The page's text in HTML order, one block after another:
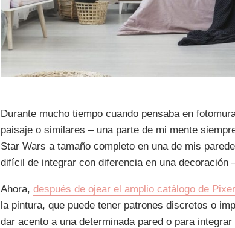
Durante mucho tiempo cuando pensaba en
paisaje o similares – una parte de mi mente
Star Wars a tamaño completo en una de mis
difícil de integrar con diferencia en una decoración
Ahora, después de ojear el amplio catálogo de
la pintura, que puede tener patrones discretos o
dar acento a una determinada pared o para